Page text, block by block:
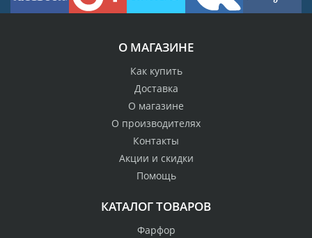
О МАГАЗИНЕ
Как купить
Доставка
О магазине
О производителях
Контакты
Акции и скидки
Помощь
КАТАЛОГ ТОВАРОВ
Фарфор